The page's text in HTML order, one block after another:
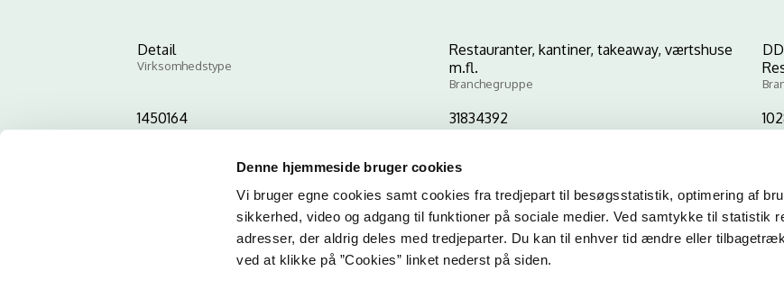
Denne hjemmeside bruger cookies
Vi bruger egne cookies samt cookies fra tredjepart til besøgsstatistik, optimering af
sikkerhed, video og adgang til funktioner på sociale medier. Ved samtykke til statistik
adresser, der aldrig deles med tredjeparter. Du kan til enhver tid ændre eller
ved at klikke på ”Cookies” linket nederst på siden.
Detail
Virksomhedstype
Restauranter, kantiner, takeaway, værtshuse
m.fl.
Branchegruppe
1450164
ID-nummer
31834392
CVR-nr P-nr
Kopier link til at indsætte på virksomhedens hjemmeside